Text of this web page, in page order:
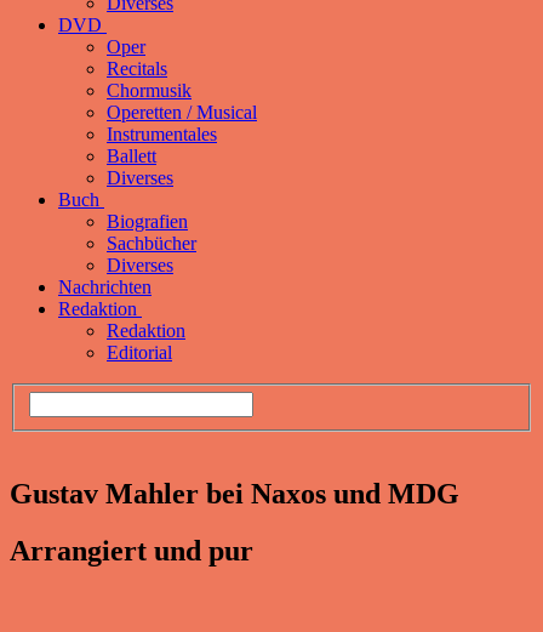
DVD
Oper
Recitals
Chormusik
Operetten / Musical
Instrumentales
Ballett
Diverses
Buch
Biografien
Sachbücher
Diverses
Nachrichten
Redaktion
Redaktion
Editorial
Gustav Mahler bei Naxos und MDG
Arrangiert und pur